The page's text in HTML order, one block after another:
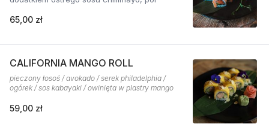
65,00 zł
CALIFORNIA MANGO ROLL
pieczony łosoś / avokado / serek philadelphia /
ogórek / sos kabayaki / owinięta w plastry mango
59,00 zł